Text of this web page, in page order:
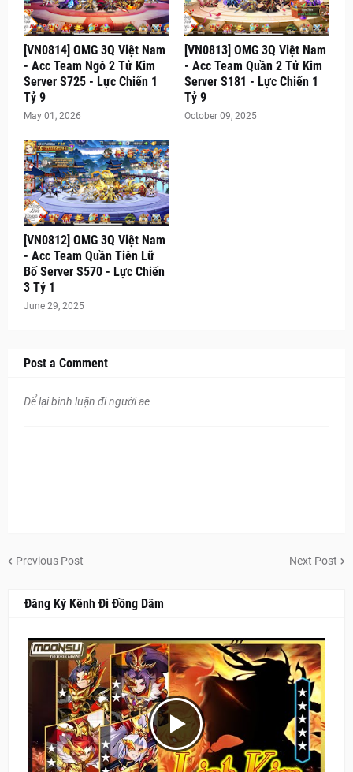
[VN0814] OMG 3Q Việt Nam
- Acc Team Ngô 2 Tử Kim
Server S725 - Lực Chiến 1
Tỷ 9
May 01, 2026
[VN0813] OMG 3Q Việt Nam
- Acc Team Quần 2 Tử Kim
Server S181 - Lực Chiến 1
Tỷ 9
October 09, 2025
[VN0812] OMG 3Q Việt Nam
- Acc Team Quần Tiên Lữ
Bố Server S570 - Lực Chiến
3 Tỷ 1
June 29, 2025
Post a Comment
Để lại bình luận đi người ae
Previous Post Next Post
Đăng Ký Kênh Đi Đồng Dâm